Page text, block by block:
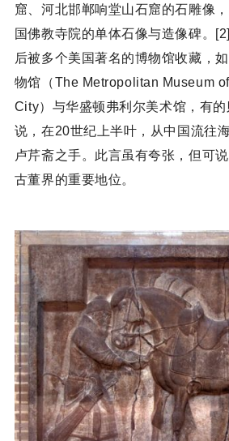
窟、河北邯郸响堂山石窟的石雕像
国佛教寺院的单体石像与造像碑。
后被多个美国著名的博物馆收藏，
物馆（The Metropolitan Museum
City）与华盛顿弗利尔美术馆，有的
说，在20世纪上半叶，从中国流往
卢芹斋之手。此言虽有夸张，但可
古董界的重要地位。